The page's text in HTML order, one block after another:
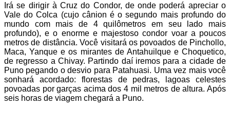
Irá se dirigir à Cruz do Condor, de onde poderá apreciar o
Vale do Colca (cujo cânion é o segundo mais profundo do
mundo com mais de 4 quilômetros em seu lado mais
profundo), e o enorme e majestoso condor voar a poucos
metros de distância. Você visitará os povoados de Pinchollo,
Maca, Yanque e os mirantes de Antahuilque e Choquetico,
de regresso a Chivay. Partindo daí iremos para a cidade de
Puno pegando o desvio para Patahuasi. Uma vez mais você
sonhará acordado: florestas de pedras, lagoas celestes
povoadas por garças acima dos 4 mil metros de altura. Após
seis horas de viagem chegará a Puno.